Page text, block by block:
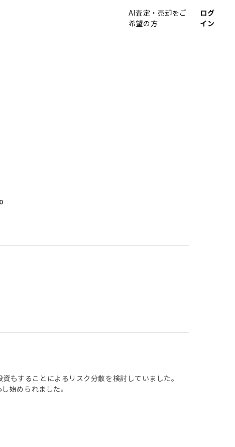
AI査定・売却をご
希望の方
ログ
イン
もすることによるリスク分散を検討していました。
始められました。